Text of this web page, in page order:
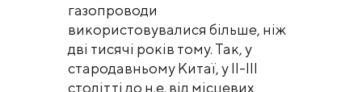
газопроводи
використовувалися більше, ніж
дві тисячі років тому. Так, у
стародавньому Китаї, у II-III
столітті до н.е. від місцевих